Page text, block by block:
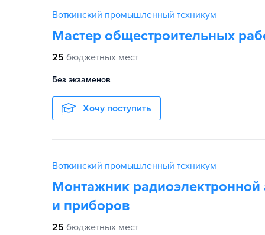
Воткинский промышленный техникум
Мастер общестроительных
25 бюджетных мест
Без экзаменов
Хочу поступить
Воткинский промышленный техникум
Монтажник радиоэлектронной
и приборов
25 бюджетных мест